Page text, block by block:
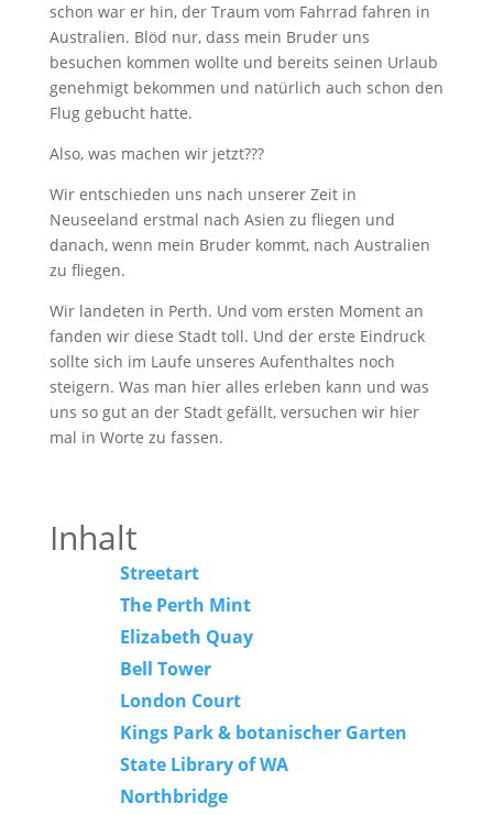
schon war er hin, der Traum vom Fahrrad fahren in
Australien. Blöd nur, dass mein Bruder uns
besuchen kommen wollte und bereits seinen Urlaub
genehmigt bekommen und natürlich auch schon den
Flug gebucht hatte.
Also, was machen wir jetzt???
Wir entschieden uns nach unserer Zeit in
Neuseeland erstmal nach Asien zu fliegen und
danach, wenn mein Bruder kommt, nach Australien
zu fliegen.
Wir landeten in Perth. Und vom ersten Moment an
fanden wir diese Stadt toll. Und der erste Eindruck
sollte sich im Laufe unseres Aufenthaltes noch
steigern. Was man hier alles erleben kann und was
uns so gut an der Stadt gefällt, versuchen wir hier
mal in Worte zu fassen.
Inhalt
Streetart
The Perth Mint
Elizabeth Quay
Bell Tower
London Court
Kings Park & botanischer Garten
State Library of WA
Northbridge